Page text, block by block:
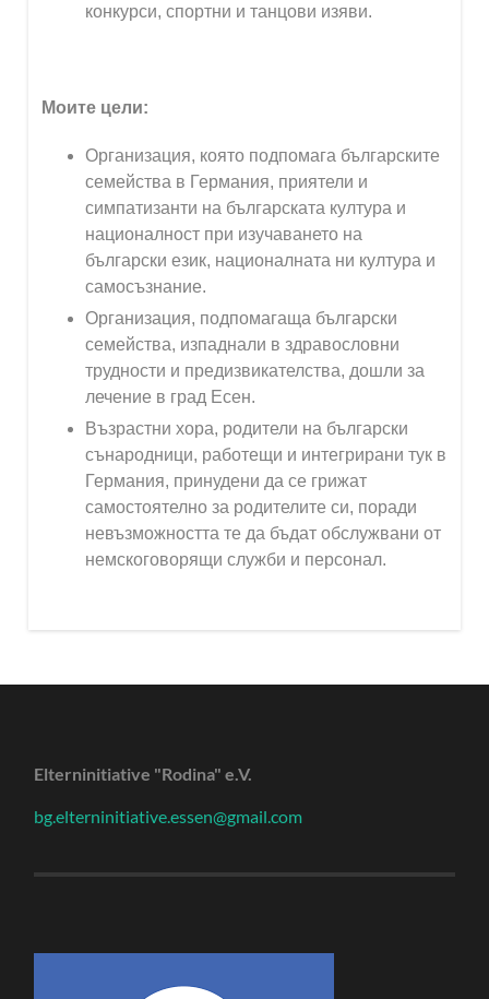
конкурси, спортни и танцови изяви.
Моите цели:
Организация, която подпомага българските
семейства в Германия, приятели и
симпатизанти на българската култура и
националност при изучаването на
български език, националната ни култура и
самосъзнание.
Организация, подпомагаща български
семейства, изпаднали в здравословни
трудности и предизвикателства, дошли за
лечение в град Есен.
Възрастни хора, родители на български
сънародници, работещи и интегрирани тук в
Германия, принудени да се грижат
самостоятелно за родителите си, поради
невъзможността те да бъдат обслужвани от
немскоговорящи служби и персонал.
Elterninitiative "Rodina" e.V.
bg.elterninitiative.essen@gmail.com